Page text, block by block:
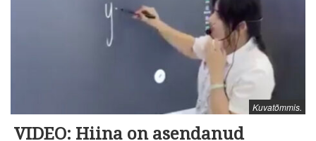
Kuvatõmmis.
VIDEO: Hiina on asendanud